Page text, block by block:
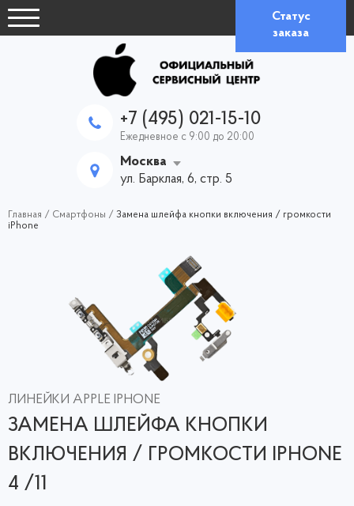
Статус
заказа
+7 (495) 021-15-10
Ежедневное с 9:00 до 20:00
Москва
ул. Барклая, 6, стр. 5
Главная / Смартфоны / Замена шлейфа кнопки включения / громкости
iPhone
ЛИНЕЙКИ APPLE IPHONE
ЗАМЕНА ШЛЕЙФА КНОПКИ
ВКЛЮЧЕНИЯ / ГРОМКОСТИ IPHONE
4 /11